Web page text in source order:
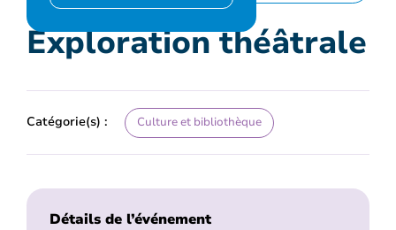
Exploration théâtrale
Catégorie(s) : Culture et bibliothèque
Détails de l’événement